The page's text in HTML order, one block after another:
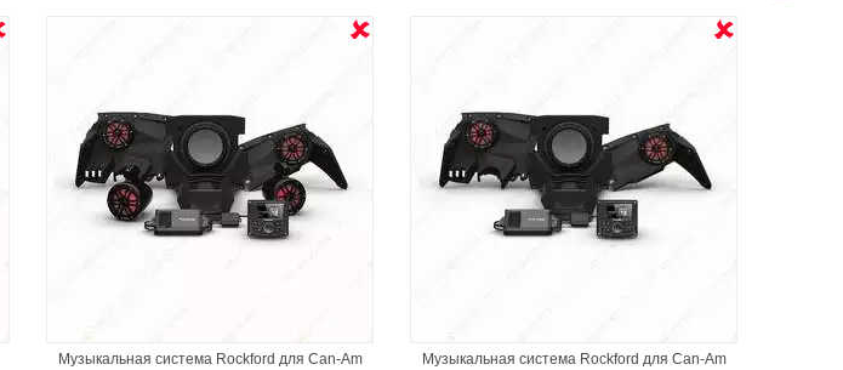
Музыкальная система Rockford для Can-Am
ЗАКОНЧИЛСЯ
Музыкальная система Rockford для Can-Am